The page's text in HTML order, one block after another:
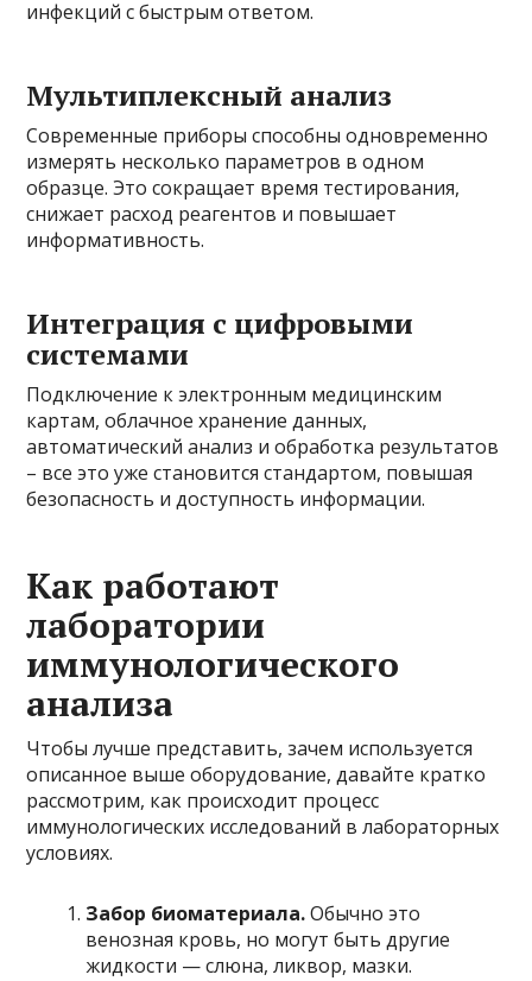
инфекций с быстрым ответом.
Мультиплексный анализ
Современные приборы способны одновременно
измерять несколько параметров в одном
образце. Это сокращает время тестирования,
снижает расход реагентов и повышает
информативность.
Интеграция с цифровыми
системами
Подключение к электронным медицинским
картам, облачное хранение данных,
автоматический анализ и обработка результатов
– все это уже становится стандартом, повышая
безопасность и доступность информации.
Как работают
лаборатории
иммунологического
анализа
Чтобы лучше представить, зачем используется
описанное выше оборудование, давайте кратко
рассмотрим, как происходит процесс
иммунологических исследований в лабораторных
условиях.
Забор биоматериала.Обычно это
венозная кровь, но могут быть другие
жидкости — слюна, ликвор, мазки.